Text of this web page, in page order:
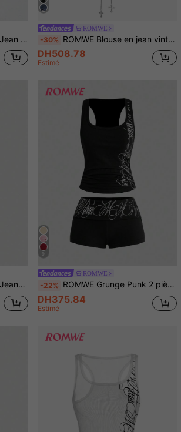
de vigne & croix
ROMWE
-30% ROMWE Blouse en jean vintage gothique foncé avec pendentif croix sexy grande taille pour femmes
DH508.78
Estimé
Y2K pour femmes
9
ROMWE
-22% ROMWE Grunge Punk 2 pièces/set Top court avec slogan croix punk et mini-short super taille basse, tenue pour festival de musique
DH375.84
Estimé